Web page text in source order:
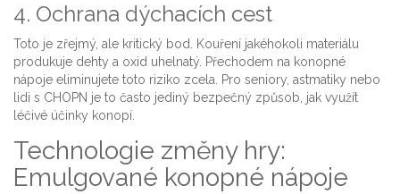
4. Ochrana dýchacích cest
Toto je zřejmý, ale kritický bod. Kouření jakéhokoli materiálu
produkuje dehty a oxid uhelnatý. Přechodem na konopné
nápoje eliminujete toto riziko zcela. Pro seniory, astmatiky nebo
lidi s CHOPN je to často jediný bezpečný způsob, jak využít
léčivé účinky konopí.
Technologie změny hry:
Emulgované konopné nápoje